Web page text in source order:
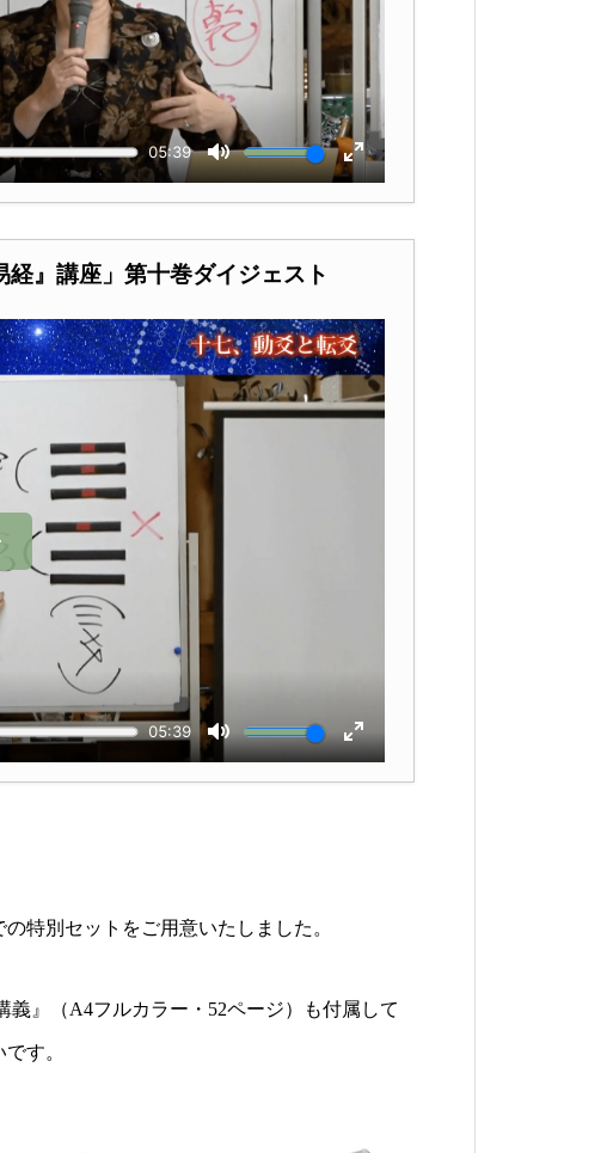
経』講座」第十巻ダイジェスト
特別セットをご用意いたしました。
』（A4フルカラー・52ページ）も付属して
す。